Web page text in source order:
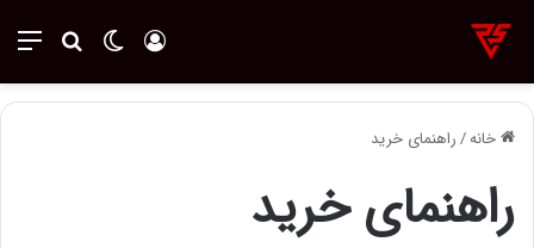
تغییر پوسته ورود
خانه/راهنمای خرید
راهنمای خرید